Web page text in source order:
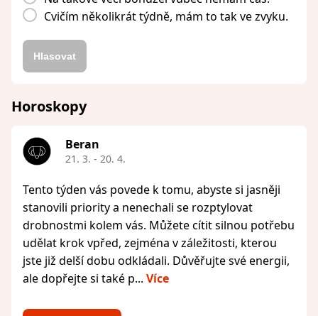
Cvičím několikrát týdně, mám to tak ve zvyku.
Hlasovat
Horoskopy
Beran
21. 3. - 20. 4.
Tento týden vás povede k tomu, abyste si jasněji
stanovili priority a nenechali se rozptylovat
drobnostmi kolem vás. Můžete cítit silnou potřebu
udělat krok vpřed, zejména v záležitosti, kterou
jste již delší dobu odkládali. Důvěřujte své energii,
ale dopřejte si také p... Více